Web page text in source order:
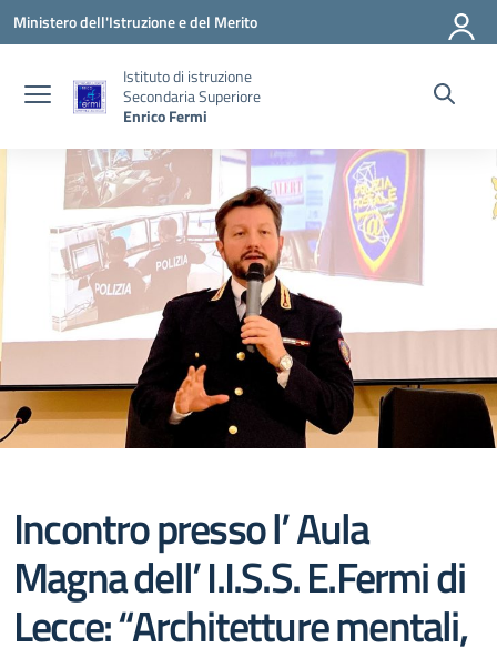
Vai ai contenuti
Vai al menu di navigazione
Vai al footer
Ministero dell'Istruzione e del Merito
Istituto di istruzione
Secondaria Superiore
Enrico Fermi
Incontro presso l’ Aula
Magna dell’ I.I.S.S. E.Fermi di
Lecce: “Architetture mentali,